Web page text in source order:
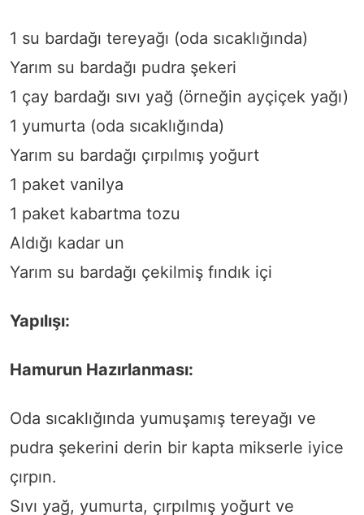
1 su bardağı tereyağı (oda sıcaklığında)
Yarım su bardağı pudra şekeri
1 çay bardağı sıvı yağ (örneğin ayçiçek yağı)
1 yumurta (oda sıcaklığında)
Yarım su bardağı çırpılmış yoğurt
1 paket vanilya
1 paket kabartma tozu
Aldığı kadar un
Yarım su bardağı çekilmiş fındık içi
Yapılışı:
Hamurun Hazırlanması:
Oda sıcaklığında yumuşamış tereyağı ve
pudra şekerini derin bir kapta mikserle iyice
çırpın.
Sıvı yağ, yumurta, çırpılmış yoğurt ve